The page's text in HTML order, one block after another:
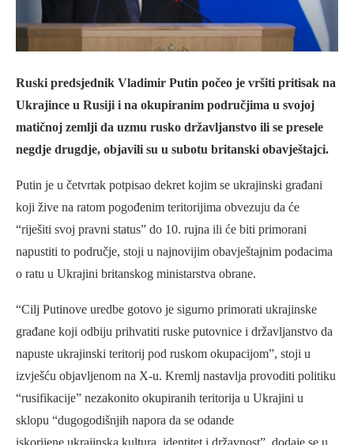
Ruski predsjednik Vladimir Putin počeo je vršiti pritisak na
Ukrajince u Rusiji i na okupiranim područjima u svojoj
matičnoj zemlji da uzmu rusko državljanstvo ili se presele
negdje drugdje, objavili su u subotu britanski obavještajci.
Putin je u četvrtak potpisao dekret kojim se ukrajinski građani
koji žive na ratom pogođenim teritorijima obvezuju da će
“riješiti svoj pravni status” do 10. rujna ili će biti primorani
napustiti to područje, stoji u najnovijim obavještajnim podacima
o ratu u Ukrajini britanskog ministarstva obrane.
“Cilj Putinove uredbe gotovo je sigurno primorati ukrajinske
građane koji odbiju prihvatiti ruske putovnice i državljanstvo da
napuste ukrajinski teritorij pod ruskom okupacijom”, stoji u
izvješću objavljenom na X-u. Kremlj nastavlja provoditi politiku
“rusifikacije” nezakonito okupiranih teritorija u Ukrajini u
sklopu “dugogodišnjih napora da se odande